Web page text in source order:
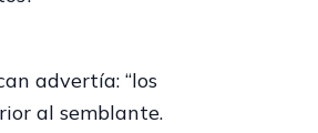
advertía: “los
al semblante.